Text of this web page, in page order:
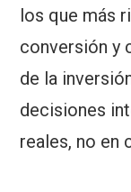
los que más
conversión y
de la
decisiones
reales, no en